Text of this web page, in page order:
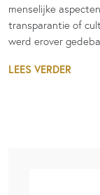
menselijke
transparantie of
werd erover
LEES VERDER